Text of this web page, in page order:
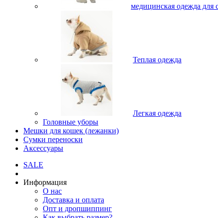
медицинская одежда для
Теплая одежда
Легкая одежда
Головные уборы
Мешки для кошек (лежанки)
Сумки переноски
Аксессуары
SALE
Информация
О нас
Доставка и оплата
Опт и дропшиппинг